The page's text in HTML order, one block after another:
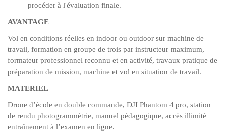
procéder à l'évaluation finale.
AVANTAGE
Vol en conditions réelles en indoor ou outdoor sur machine de
travail, formation en groupe de trois par instructeur maximum,
formateur professionnel reconnu et en activité, travaux pratique de
préparation de mission, machine et vol en situation de travail.
MATERIEL
Drone d’école en double commande, DJI Phantom 4 pro, station
de rendu photogrammétrie, manuel pédagogique, accès illimité
entraînement à l’examen en ligne.